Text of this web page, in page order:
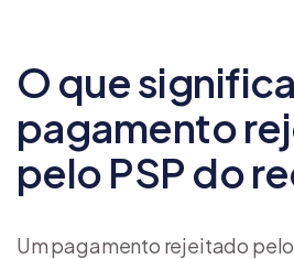
O que significa
pagamento
pelo PSP do
Um pagamento rejeitado